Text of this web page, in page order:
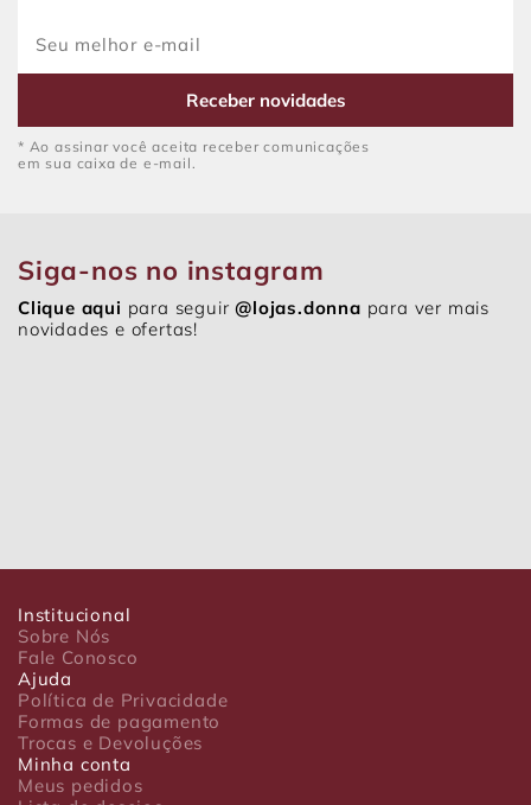
Receber novidades
* Ao assinar você aceita receber comunicações
em sua caixa de e-mail.
Siga-nos no instagram
Clique aqui para seguir@lojas.donna para ver mais
novidades e ofertas!
Institucional
Sobre Nós
Fale Conosco
Ajuda
Política de Privacidade
Formas de pagamento
Trocas e Devoluções
Minha conta
Meus pedidos